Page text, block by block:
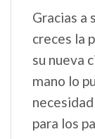
Gracias a
creces la
su nueva
mano lo
para los